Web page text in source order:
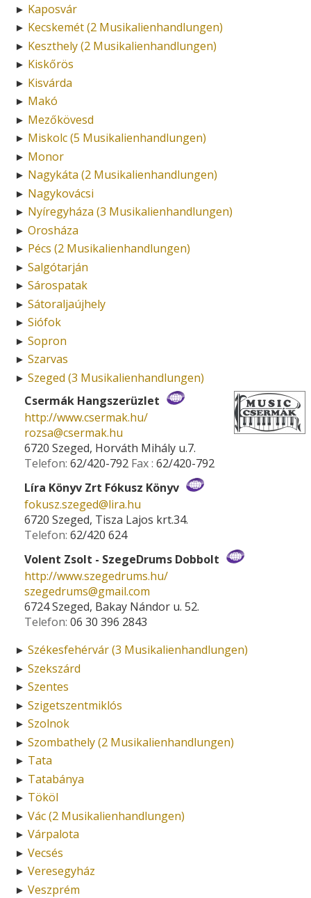
► Kaposvár
► Kecskemét (2 Musikalienhandlungen)
► Keszthely (2 Musikalienhandlungen)
► Kiskőrös
► Kisvárda
► Makó
► Mezőkövesd
► Miskolc (5 Musikalienhandlungen)
► Monor
► Nagykáta (2 Musikalienhandlungen)
► Nagykovácsi
► Nyíregyháza (3 Musikalienhandlungen)
► Orosháza
► Pécs (2 Musikalienhandlungen)
► Salgótarján
► Sárospatak
► Sátoraljaújhely
► Siófok
► Sopron
► Szarvas
► Szeged (3 Musikalienhandlungen)
Csermák Hangszerüzlet
http://www.csermak.hu/
rozsa­@­csermak.hu
6720 Szeged, Horváth Mihály u.7.
Telefon: 62/420-792 Fax : 62/420-792
Líra Könyv Zrt Fókusz Könyv
fokusz.szeged­@­lira.hu
6720 Szeged, Tisza Lajos krt.34.
Telefon: 62/420 624
Volent Zsolt - SzegeDrums Dobbolt
http://www.szegedrums.hu/
szegedrums­@­gmail.com
6724 Szeged, Bakay Nándor u. 52.
Telefon: 06 30 396 2843
► Székesfehérvár (3 Musikalienhandlungen)
► Szekszárd
► Szentes
► Szigetszentmiklós
► Szolnok
► Szombathely (2 Musikalienhandlungen)
► Tata
► Tatabánya
► Tököl
► Vác (2 Musikalienhandlungen)
► Várpalota
► Vecsés
► Veresegyház
► Veszprém